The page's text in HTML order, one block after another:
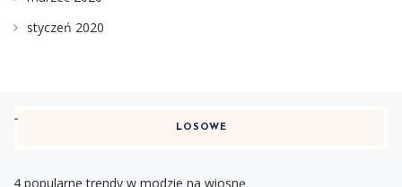
styczeń 2020
LOSOWE
4 popularne trendy w modzie na wiosnę